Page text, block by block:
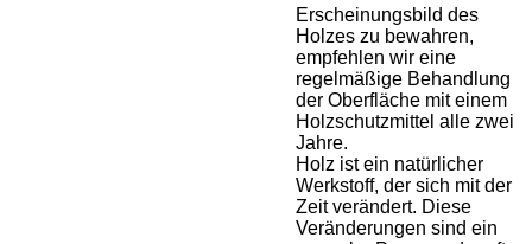
Erscheinungsbild des
Holzes zu bewahren,
empfehlen wir eine
regelmäßige Behandlung
der Oberfläche mit einem
Holzschutzmittel alle zwei
Jahre.
Holz ist ein natürlicher
Werkstoff, der sich mit der
Zeit verändert. Diese
Veränderungen sind ein